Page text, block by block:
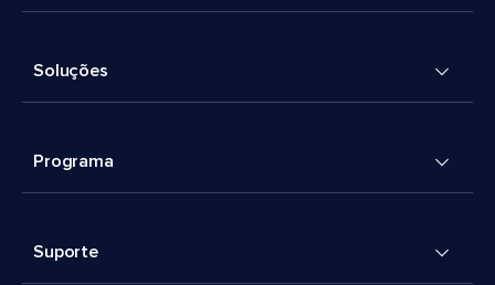
Soluções
Programa
Suporte